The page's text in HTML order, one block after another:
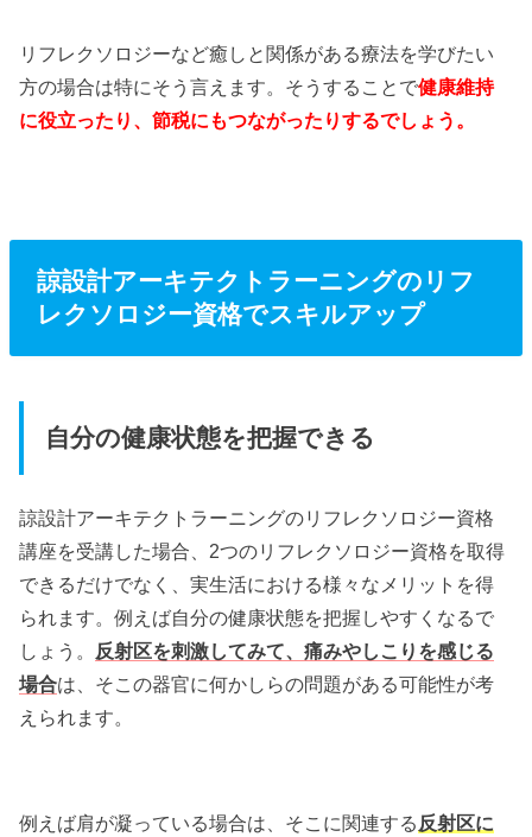
リフレクソロジーなど癒しと関係がある療法を学びたい
方の場合は特にそう言えます。そうすることで健康維持
に役立ったり、節税にもつながったりするでしょう。
諒設計アーキテクトラーニングのリフ
レクソロジー資格でスキルアップ
自分の健康状態を把握できる
諒設計アーキテクトラーニングのリフレクソロジー資格
講座を受講した場合、2つのリフレクソロジー資格を取得
できるだけでなく、実生活における様々なメリットを得
られます。例えば自分の健康状態を把握しやすくなるで
しょう。 反射区を刺激してみて、痛みやしこりを感じる
場合は、そこの器官に何かしらの問題がある可能性が考
えられます。
例えば肩が凝っている場合は、そこに関連する 反射区に